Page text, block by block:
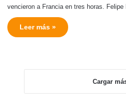
vencieron a Francia en tres horas. Felipe
Leer más »
Cargar